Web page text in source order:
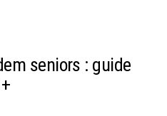
seniors : guide